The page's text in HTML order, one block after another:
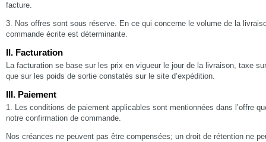
facture.
3. Nos offres sont sous réserve. En ce qui concerne le volume de la
commande écrite est déterminante.
II. Facturation
La facturation se base sur les prix en vigueur le jour de la livraison, taxe
que sur les poids de sortie constatés sur le site d’expédition.
III. Paiement
1. Les conditions de paiement applicables sont mentionnées dans l’offre
notre confirmation de commande.
Nos créances ne peuvent pas être compensées; un droit de rétention ne